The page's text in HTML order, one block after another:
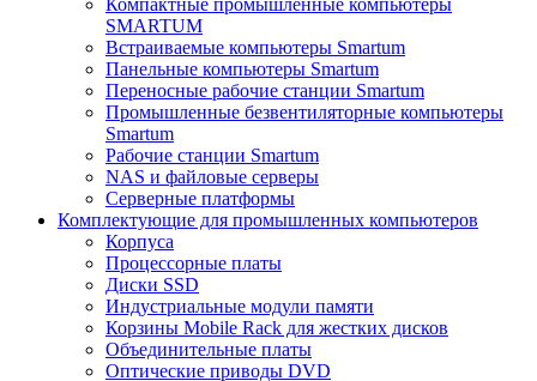
Компактные промышленные компьютеры
SMARTUM
Встраиваемые компьютеры Smartum
Панельные компьютеры Smartum
Переносные рабочие станции Smartum
Промышленные безвентиляторные компьютеры
Smartum
Рабочие станции Smartum
NAS и файловые серверы
Серверные платформы
Комплектующие для промышленных компьютеров
Корпуса
Процессорные платы
Диски SSD
Индустриальные модули памяти
Корзины Mobile Rack для жестких дисков
Объединительные платы
Оптические приводы DVD